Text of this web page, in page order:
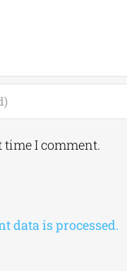
time I comment.
data is processed.